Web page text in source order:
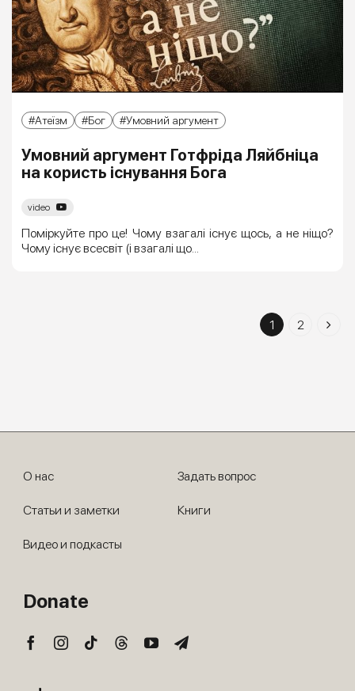
Атеїзм Бог Умовний аргумент
Умовний аргумент Готфріда Ляйбніца
на користь існування Бога
video
Поміркуйте про це! Чому взагалі існує щось, а не ніщо?
Чому існує всесвіт (і взагалі що...
1 2
О нас
Статьи и заметки
Видео и подкасты
Задать вопрос
Книги
Donate